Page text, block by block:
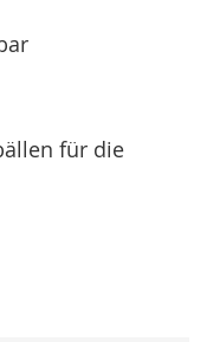
für die